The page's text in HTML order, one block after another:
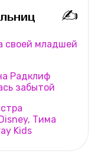
✍️
своей младшей
Радклиф
забытой
Тима
Kids